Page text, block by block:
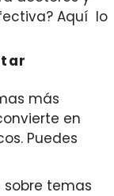
Aquí lo
más
en
Puedes
temas